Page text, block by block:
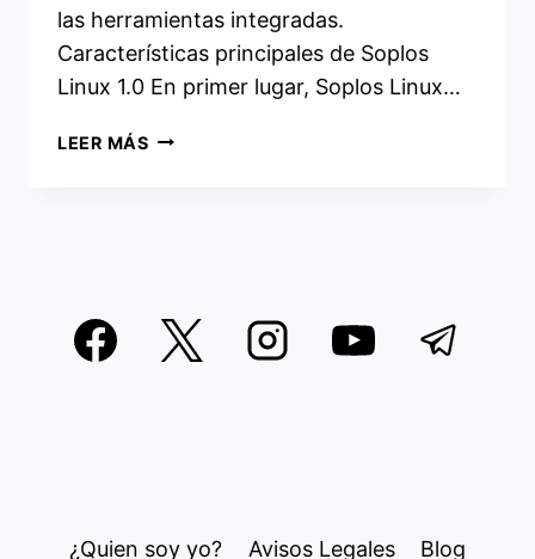
las herramientas integradas.
Características principales de Soplos
Linux 1.0 En primer lugar, Soplos Linux…
LEER MÁSSOPLOS
BASADA
EN
¿Quien soy yo? Avisos Legales Blog